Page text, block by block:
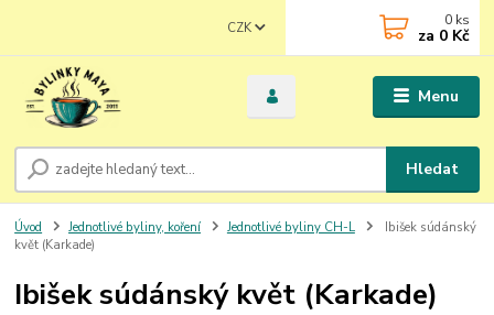
Menu
CZK
Hledat
0 ks
za 0 Kč
Úvod Jednotlivé byliny, koření Jednotlivé byliny CH-L
Ibišek súdánský
květ (Karkade)
Ibišek súdánský květ (Karkade)